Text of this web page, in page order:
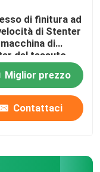
di finitura ad
di Stenter
di
del tessuto
termico del
Miglior prezzo
Contattaci